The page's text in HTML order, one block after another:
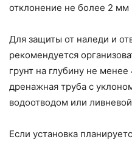
отклонение не более 2 мм
Для защиты от наледи и
рекомендуется
грунт на глубину не
дренажная труба с
водоотводом или
Если установка